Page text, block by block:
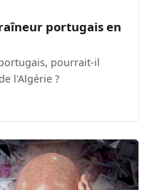
portugais en
pourrait-il
l'Algérie ?